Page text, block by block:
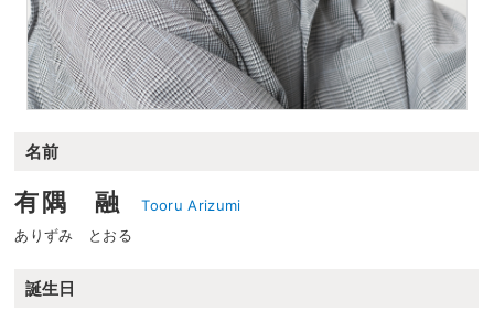
名前
有隅 融
Tooru Arizumi
ありずみ とおる
誕生日